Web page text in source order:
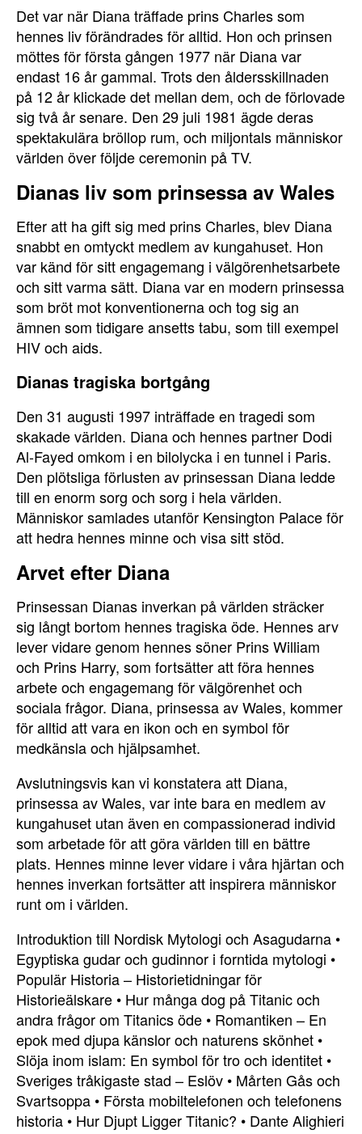
Det var när Diana träffade prins Charles som
hennes liv förändrades för alltid. Hon och prinsen
möttes för första gången 1977 när Diana var
endast 16 år gammal. Trots den åldersskillnaden
på 12 år klickade det mellan dem, och de förlovade
sig två år senare. Den 29 juli 1981 ägde deras
spektakulära bröllop rum, och miljontals människor
världen över följde ceremonin på TV.
Dianas liv som prinsessa av Wales
Efter att ha gift sig med prins Charles, blev Diana
snabbt en omtyckt medlem av kungahuset. Hon
var känd för sitt engagemang i välgörenhetsarbete
och sitt varma sätt. Diana var en modern prinsessa
som bröt mot konventionerna och tog sig an
ämnen som tidigare ansetts tabu, som till exempel
HIV och aids.
Dianas tragiska bortgång
Den 31 augusti 1997 inträffade en tragedi som
skakade världen. Diana och hennes partner Dodi
Al-Fayed omkom i en bilolycka i en tunnel i Paris.
Den plötsliga förlusten av prinsessan Diana ledde
till en enorm sorg och sorg i hela världen.
Människor samlades utanför Kensington Palace för
att hedra hennes minne och visa sitt stöd.
Arvet efter Diana
Prinsessan Dianas inverkan på världen sträcker
sig långt bortom hennes tragiska öde. Hennes arv
lever vidare genom hennes söner Prins William
och Prins Harry, som fortsätter att föra hennes
arbete och engagemang för välgörenhet och
sociala frågor. Diana, prinsessa av Wales, kommer
för alltid att vara en ikon och en symbol för
medkänsla och hjälpsamhet.
Avslutningsvis kan vi konstatera att Diana,
prinsessa av Wales, var inte bara en medlem av
kungahuset utan även en compassionerad individ
som arbetade för att göra världen till en bättre
plats. Hennes minne lever vidare i våra hjärtan och
hennes inverkan fortsätter att inspirera människor
runt om i världen.
Introduktion till Nordisk Mytologi och Asagudarna •
Egyptiska gudar och gudinnor i forntida mytologi •
Populär Historia – Historietidningar för
Historieälskare • Hur många dog på Titanic och
andra frågor om Titanics öde • Romantiken – En
epok med djupa känslor och naturens skönhet •
Slöja inom islam: En symbol för tro och identitet •
Sveriges tråkigaste stad – Eslöv • Mårten Gås och
Svartsoppa • Första mobiltelefonen och telefonens
historia • Hur Djupt Ligger Titanic? • Dante Alighieri